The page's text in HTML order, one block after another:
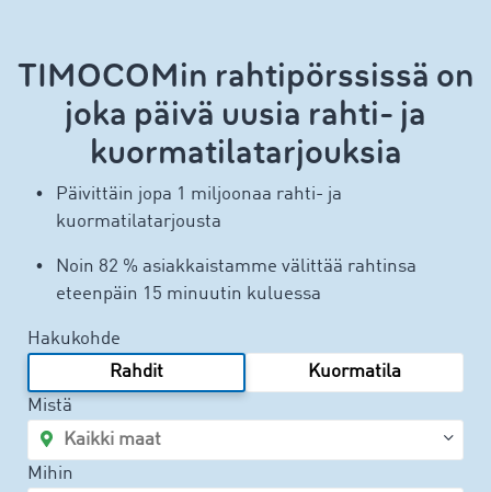
TIMOCOMin rahtipörssissä on
joka päivä uusia rahti- ja
kuormatilatarjouksia
Päivittäin jopa 1 miljoonaa rahti- ja
kuormatilatarjousta
Noin 82 % asiakkaistamme välittää rahtinsa
eteenpäin 15 minuutin kuluessa
Hakukohde
Rahdit
Kuormatila
Mistä
Mihin